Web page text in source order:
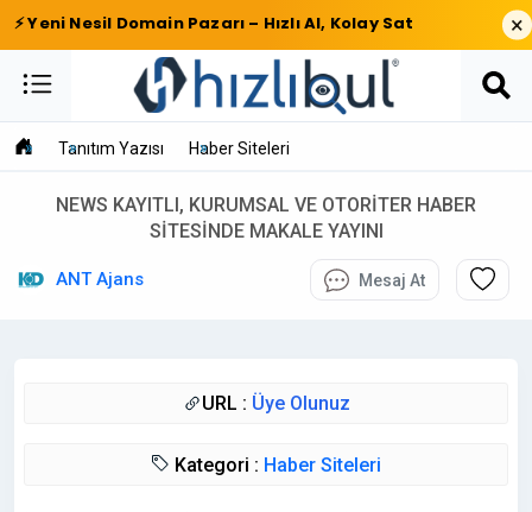
⚡ Yeni Nesil Domain Pazarı – Hızlı Al, Kolay Sat ×
Tanıtım Yazısı Haber Siteleri
NEWS KAYITLI, KURUMSAL VE OTORİTER HABER
SİTESİNDE MAKALE YAYINI
ANT Ajans Mesaj At
URL : Üye Olunuz
Kategori : Haber Siteleri